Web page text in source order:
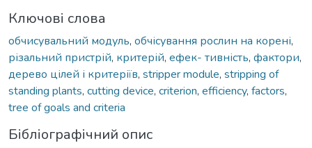
Ключові слова
обчисувальний модуль, обчісування рослин на корені,
різальний пристрій, критерій, ефек- тивність, фактори,
дерево цілей і критеріїв, stripper module, stripping of
standing plants, cutting device, criterion, efficiency, factors,
tree of goals and criteria
Бібліографічний опис